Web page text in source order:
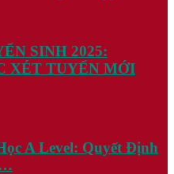
SINH 2025:
XÉT TUYỂN MỚI
A Level: Quyết Định